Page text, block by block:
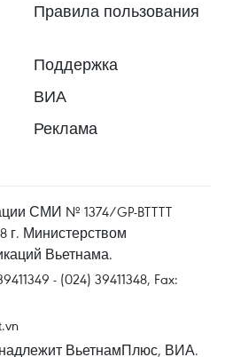
Правила пользования
Поддержка
ВИА
Реклама
СМИ № 1374/GP-BTTTT
г. Министерством
Вьетнама.
- (024) 39411348, Fax:
ВьетнамПлюс, ВИА.